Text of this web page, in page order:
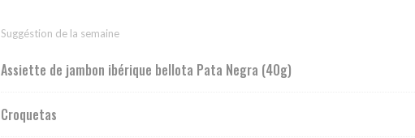
Suggéstion de la semaine
Assiette de jambon ibérique bellota Pata Negra (40g)
Croquetas